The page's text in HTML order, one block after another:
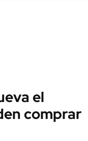
el
comprar